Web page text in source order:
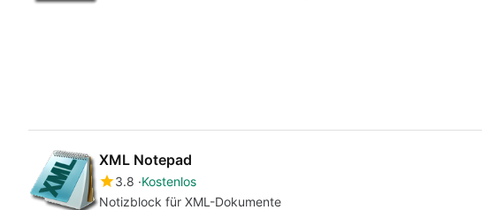
XML Notepad
3.8 Kostenlos
Notizblock für XML-Dokumente